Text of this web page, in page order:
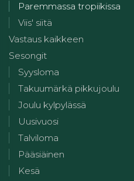
Paremmassa tropiikissa
Viis' siitä
Vastaus kaikkeen
Sesongit
Syysloma
Takuumärkä pikkujoulu
Joulu kylpylässä
Uusivuosi
Talviloma
Pääsiäinen
Kesä